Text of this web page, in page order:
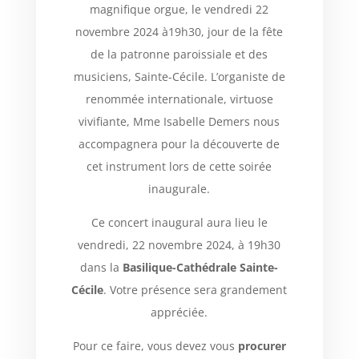
magnifique orgue, le vendredi 22
novembre 2024 à19h30, jour de la fête
de la patronne paroissiale et des
musiciens, Sainte-Cécile. L’organiste de
renommée internationale, virtuose
vivifiante, Mme Isabelle Demers nous
accompagnera pour la découverte de
cet instrument lors de cette soirée
inaugurale.
Ce concert inaugural aura lieu le
vendredi, 22 novembre 2024, à 19h30
dans la Basilique-Cathédrale Sainte-
Cécile. Votre présence sera grandement
appréciée.
Pour ce faire, vous devez vous procurer